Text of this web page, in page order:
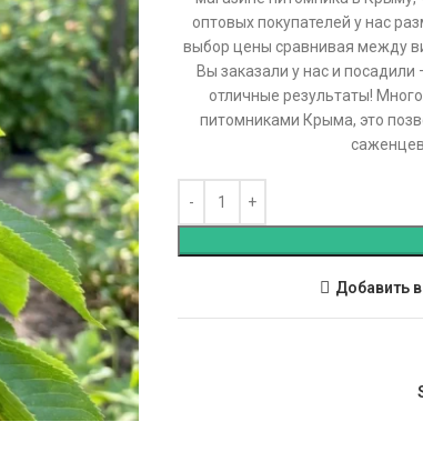
оптовых покупателей у нас
выбор цены сравнивая между
Вы заказали у нас и
отличные результаты!
питомниками Крыма, это
Добавить